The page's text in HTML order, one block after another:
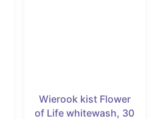
Wierook kist Flower
of Life whitewash, 30